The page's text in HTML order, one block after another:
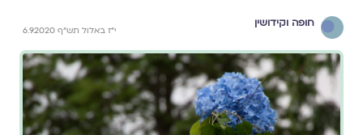
חופה וקידושין
י"ז באלול תש"ף 6.9.2020